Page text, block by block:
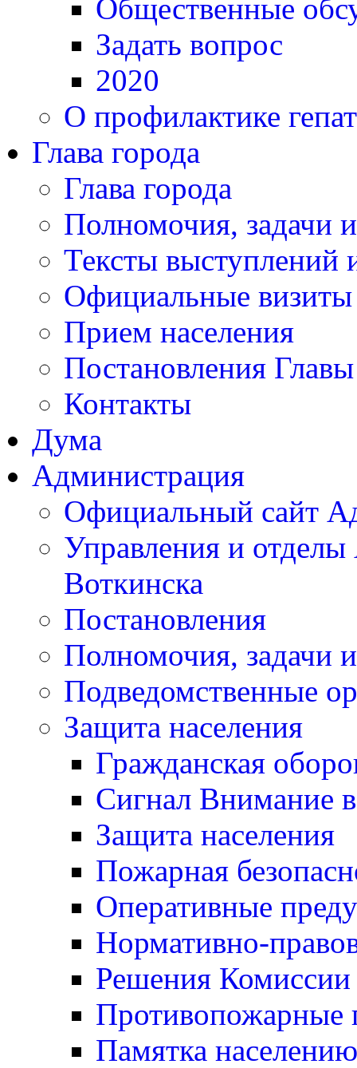
Общественные
Задать вопрос
2020
О профилактике
Глава города
Глава города
Полномочия, задачи
Тексты выступлений
Официальные визиты
Прием населения
Постановления
Контакты
Дума
Администрация
Официальный сайт
Управления и
Воткинска
Постановления
Полномочия, задачи
Подведомственные
Защита населения
Гражданская
Сигнал Внимание
Защита населения
Пожарная
Оперативные
Нормативно-
Решения
Противопожарные
Памятка